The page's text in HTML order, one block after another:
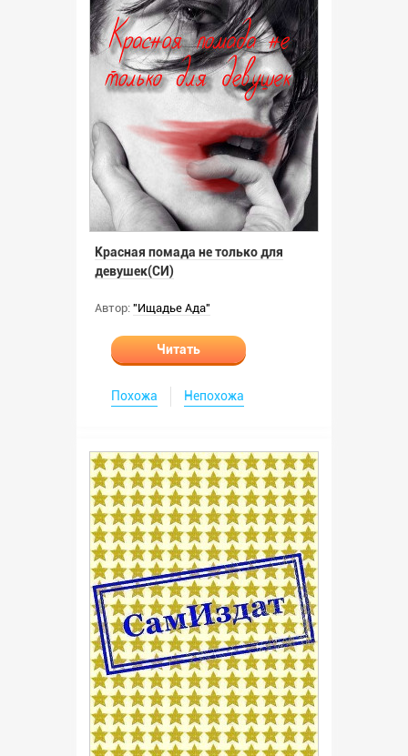
Красная помада не только для
девушек(СИ)
Автор: "Ищадье Ада"
Читать
Похожа Непохожа